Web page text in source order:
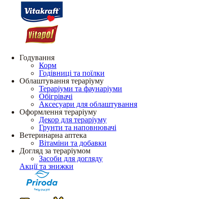
Годування
Корм
Годівниці та поїлки
Облаштування тераріуму
Тераріуми та фаунаріуми
Обігрівачі
Аксесуари для облаштування
Оформлення тераріуму
Декор для тераріуму
Грунти та наповнювачі
Ветеринарна аптека
Вітаміни та добавки
Догляд за тераріумом
Засоби для догляду
Акції та знижки